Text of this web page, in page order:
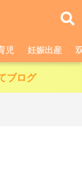
児 妊娠出産
ブログ